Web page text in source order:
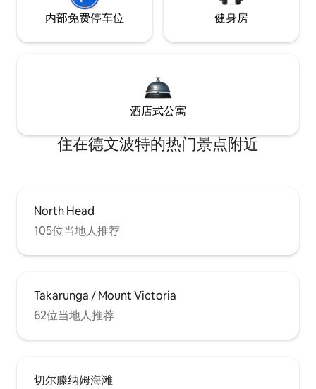
内部免费停车位 健身房
酒店式公寓
住在德文波特的热门景点附近
North Head
105位当地人推荐
Takarunga / Mount Victoria
62位当地人推荐
切尔滕纳姆海滩